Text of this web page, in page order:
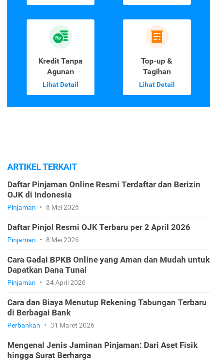
Kredit Tanpa
Agunan
Lihat Detail
Top-up &
Tagihan
Lihat Detail
ARTIKEL TERKAIT
Daftar Pinjaman Online Resmi Terdaftar dan Berizin
OJK di Indonesia
Pinjaman • 8 Mei 2026
Daftar Pinjol Resmi OJK Terbaru per 2 April 2026
Pinjaman • 8 Mei 2026
Cara Gadai BPKB Online yang Aman dan Mudah untuk
Dapatkan Dana Tunai
Pinjaman • 24 April 2026
Cara dan Biaya Menutup Rekening Tabungan Terbaru
di Berbagai Bank
Perbankan • 31 Maret 2026
Mengenal Jenis Jaminan Pinjaman: Dari Aset Fisik
hingga Surat Berharga